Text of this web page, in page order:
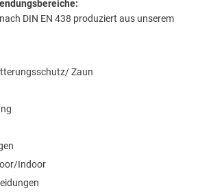
Downloads
DIN EN 438 produziert aus unserem
Zaun
Indoor